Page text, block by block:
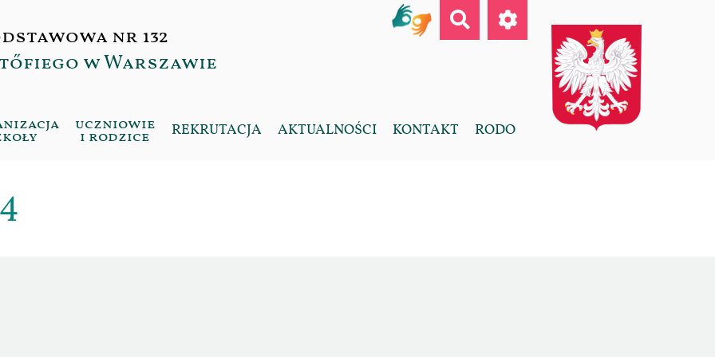
nr 132
w Warszawie
uczniowie
i rodzice
REKRUTACJA AKTUALNOŚCI KONTAKT RODO